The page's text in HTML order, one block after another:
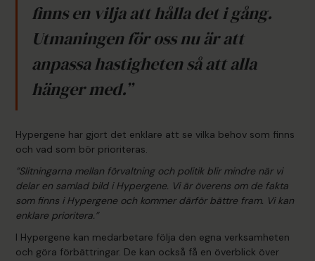
finns en vilja att hålla det i gång.
Utmaningen för oss nu är att
anpassa hastigheten så att alla
hänger med.”
Hypergene har gjort det enklare att se vilka behov som finns
och vad som bör prioriteras.
”Slitningarna mellan förvaltning och politik blir mindre när vi
delar en samlad bild i Hypergene. Vi är överens om de fakta
som finns i Hypergene och kommer därför bättre fram. Vi kan
enklare prioritera.”
I Hypergene kan medarbetare följa den egna verksamheten
och göra förbättringar. De kan också få en överblick över